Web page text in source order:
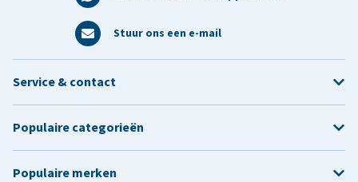
Stuur ons een e-mail
Service & contact
Populaire categorieën
Populaire merken